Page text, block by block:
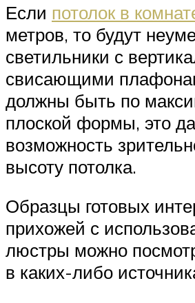
Если потолок в
метров, то будут
светильники с
свисающими
должны быть по
плоской формы, это
возможность
высоту потолка.
Образцы готовых
прихожей с
люстры можно
в каких-либо